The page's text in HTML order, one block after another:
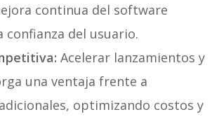
continua del software
confianza del usuario.
Acelerar lanzamientos y
una ventaja frente a
optimizando costos y